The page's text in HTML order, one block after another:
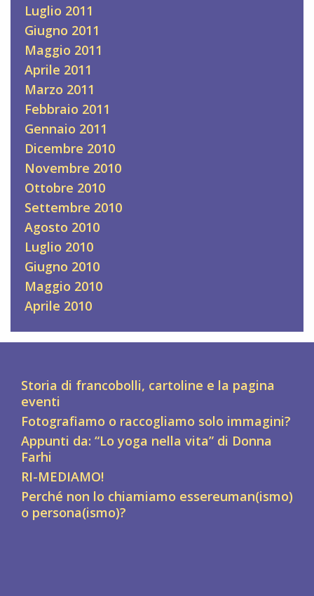
Luglio 2011
Giugno 2011
Maggio 2011
Aprile 2011
Marzo 2011
Febbraio 2011
Gennaio 2011
Dicembre 2010
Novembre 2010
Ottobre 2010
Settembre 2010
Agosto 2010
Luglio 2010
Giugno 2010
Maggio 2010
Aprile 2010
Storia di francobolli, cartoline e la pagina
eventi
Fotografiamo o raccogliamo solo immagini?
Appunti da: “Lo yoga nella vita” di Donna
Farhi
RI-MEDIAMO!
Perché non lo chiamiamo essereuman(ismo)
o persona(ismo)?